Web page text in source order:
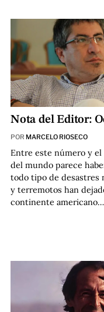
Nota del Editor:
POR MARCELO RIOSECO
Entre este número y
del mundo parece
todo tipo de desastres
y terremotos han
continente americano…